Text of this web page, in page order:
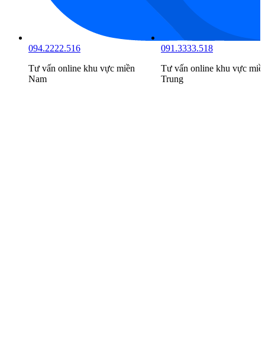
094.2222.516
Tư vấn online khu vực miền
Nam
091.3333.518
Tư vấn online khu vực
Trung